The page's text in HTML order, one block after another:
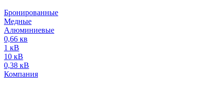
Бронированные
Медные
Алюминиевые
0,66 кв
1 кВ
10 кВ
0,38 кВ
Компания